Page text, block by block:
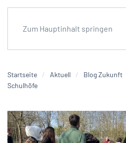
Zum Hauptinhalt springen
Startseite Aktuell Blog Zukunft
Schulhöfe